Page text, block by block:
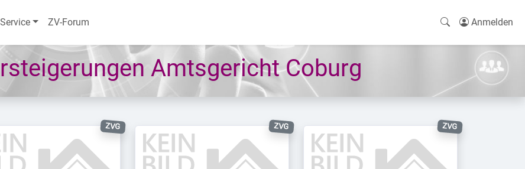
ZV-Forum Anmelden
Amtsgericht Coburg
ZVG ZVG ZVG